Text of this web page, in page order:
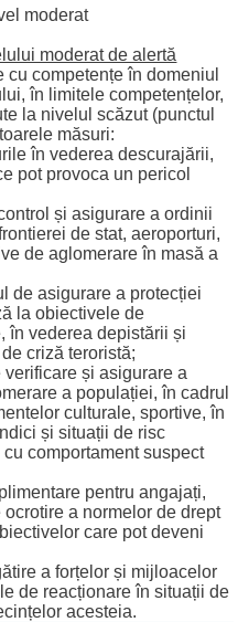
moderat
moderat de alertă
cu competențe în domeniul
în limitele competențelor,
la nivelul scăzut (punctul
măsuri:
în vederea descurajării,
pot provoca un pericol
și asigurare a ordinii
de stat, aeroporturi,
de aglomerare în masă a
asigurare a protecției
la obiectivele de
în vederea depistării și
criză teroristă;
și asigurare a
a populației, în cadrul
culturale, sportive, în
și situații de risc
comportament suspect
pentru angajați,
a normelor de drept
care pot deveni
a forțelor și mijloacelor
de reacționare în situații de
acesteia.